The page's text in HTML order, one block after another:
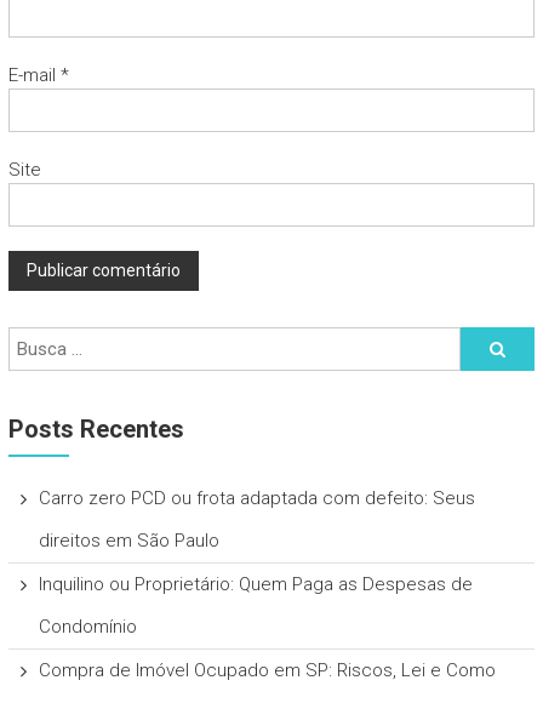
E-mail *
Site
Posts Recentes
Carro zero PCD ou frota adaptada com defeito: Seus
direitos em São Paulo
Inquilino ou Proprietário: Quem Paga as Despesas de
Condomínio
Compra de Imóvel Ocupado em SP: Riscos, Lei e Como